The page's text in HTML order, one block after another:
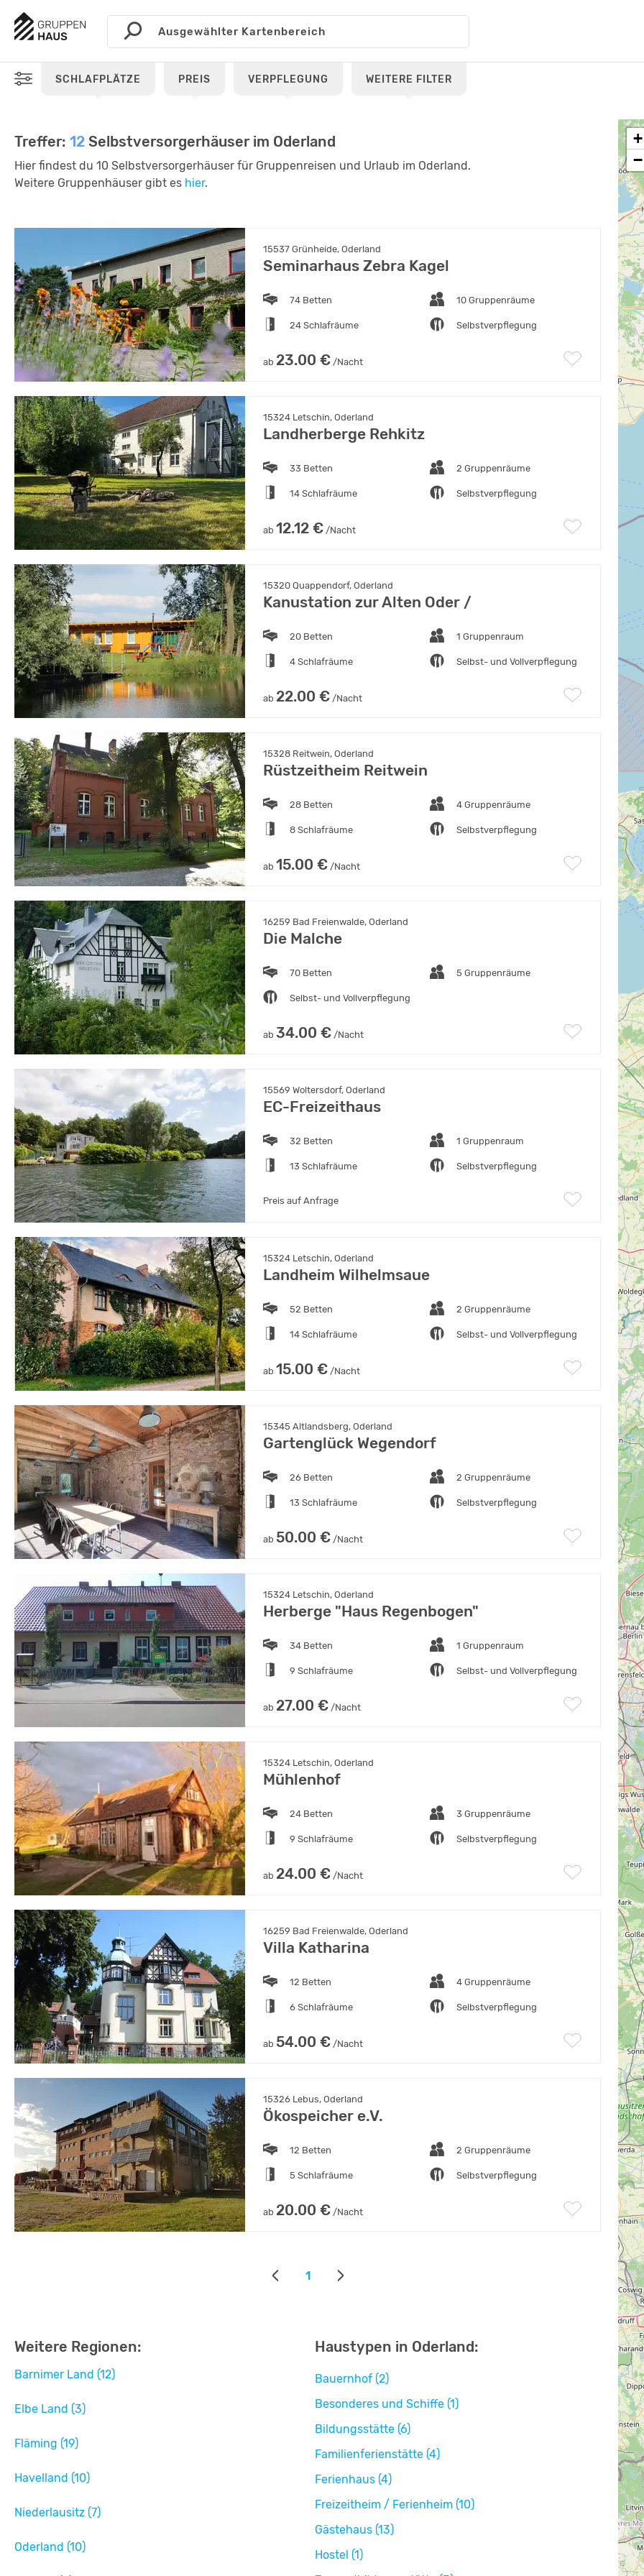
SCHLAFPLÄTZE PREIS VERPFLEGUNG WEITERE FILTER
Treffer: 12 Selbstversorgerhäuser im Oderland
Hier findest du 10 Selbstversorgerhäuser für Gruppenreisen und Urlaub im Oderland.
Weitere Gruppenhäuser gibt es hier.
15537 Grünheide, Oderland
Seminarhaus Zebra Kagel
74 Betten 10 Gruppenräume
24 Schlafräume Selbstverpflegung
ab 23.00 € /Nacht
15324 Letschin, Oderland
Landherberge Rehkitz
33 Betten 2 Gruppenräume
14 Schlafräume Selbstverpflegung
ab 12.12 € /Nacht
15320 Quappendorf, Oderland
Kanustation zur Alten Oder /
20 Betten 1 Gruppenraum
4 Schlafräume Selbst- und Vollverpflegung
ab 22.00 € /Nacht
15328 Reitwein, Oderland
Rüstzeitheim Reitwein
28 Betten 4 Gruppenräume
8 Schlafräume Selbstverpflegung
ab 15.00 € /Nacht
16259 Bad Freienwalde, Oderland
Die Malche
70 Betten 5 Gruppenräume
Selbst- und Vollverpflegung
ab 34.00 € /Nacht
15569 Woltersdorf, Oderland
EC-Freizeithaus
32 Betten 1 Gruppenraum
13 Schlafräume Selbstverpflegung
Preis auf Anfrage
15324 Letschin, Oderland
Landheim Wilhelmsaue
52 Betten 2 Gruppenräume
14 Schlafräume Selbst- und Vollverpflegung
ab 15.00 € /Nacht
15345 Altlandsberg, Oderland
Gartenglück Wegendorf
26 Betten 2 Gruppenräume
13 Schlafräume Selbstverpflegung
ab 50.00 € /Nacht
15324 Letschin, Oderland
Herberge "Haus Regenbogen"
34 Betten 1 Gruppenraum
9 Schlafräume Selbst- und Vollverpflegung
ab 27.00 € /Nacht
15324 Letschin, Oderland
Mühlenhof
24 Betten 3 Gruppenräume
9 Schlafräume Selbstverpflegung
ab 24.00 € /Nacht
16259 Bad Freienwalde, Oderland
Villa Katharina
12 Betten 4 Gruppenräume
6 Schlafräume Selbstverpflegung
ab 54.00 € /Nacht
15326 Lebus, Oderland
Ökospeicher e.V.
12 Betten 2 Gruppenräume
5 Schlafräume Selbstverpflegung
ab 20.00 € /Nacht
1
Weitere Regionen:
Barnimer Land (12)
Elbe Land (3)
Fläming (19)
Havelland (10)
Niederlausitz (7)
Oderland (10)
Haustypen in Oderland:
Bauernhof (2)
Besonderes und Schiffe (1)
Bildungsstätte (6)
Familienferienstätte (4)
Ferienhaus (4)
Freizeitheim / Ferienheim (10)
Gästehaus (13)
Hostel (1)
+
−